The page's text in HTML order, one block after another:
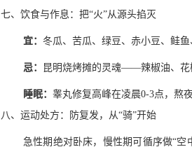
七、饮食与作息：把“火”从源头掐灭
宜： 冬瓜、苦瓜、绿豆、赤小豆、鲑
忌： 昆明烧烤摊的灵魂——辣椒油、花
睡眠： 睾丸修复高峰在凌晨0-3点，熬
八、运动处方：防复发，从“骑”开始
急性期绝对卧床，慢性期可循序做“